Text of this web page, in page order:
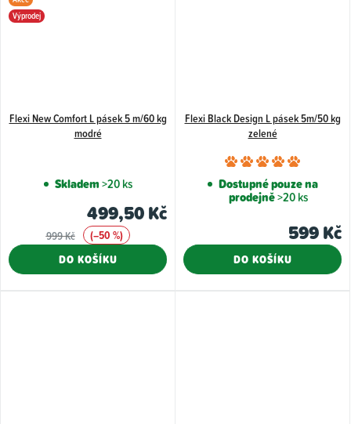
Výprodej
Flexi New Comfort L pásek 5 m/60 kg
modré
Skladem>20 ks
499,50 Kč
999 Kč
(–50 %)
DO KOŠÍKU
Flexi Black Design L pásek 5m/50 kg
zelené
5,0
5
Dostupné pouze na
prodejně>20 ks
599 Kč
DO KOŠÍKU